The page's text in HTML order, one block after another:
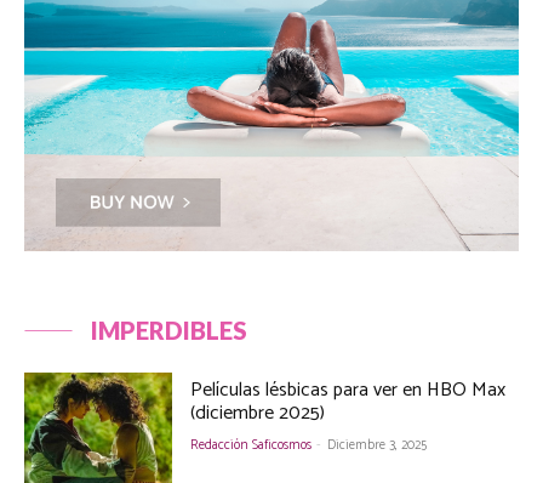
IMPERDIBLES
Películas lésbicas para ver en HBO Max
(diciembre 2025)
Redacción Saficosmos - Diciembre 3, 2025